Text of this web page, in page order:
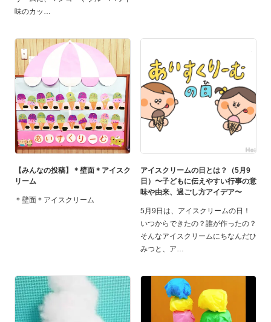
味のカッ
【みんなの投稿】＊壁面＊アイスク
リーム
＊壁面＊アイスクリーム
アイスクリームの日とは？（5月9
日）〜子どもに伝えやすい行事の意
味や由来、過ごし方アイデア〜
5月9日は、アイスクリームの日！
いつからできたの？誰が作ったの？
そんなアイスクリームにちなんだひ
みつと、ア